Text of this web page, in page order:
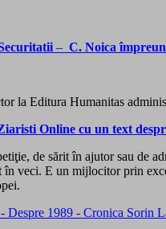
– C. Noica
la Editura Humanitas
Online cu un text
de sărit în ajutor sau de
veci. E un mijlocitor prin